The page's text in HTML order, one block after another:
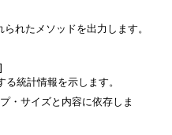
れたメソッドを出力します。
]
統計情報を示します。
・サイズと内容に依存しま